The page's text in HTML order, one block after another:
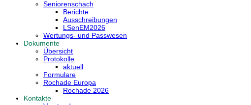
Seniorenschach
Berichte
Ausschreibungen
LSenEM2026
Wertungs- und Passwesen
Dokumente
Übersicht
Protokolle
aktuell
Formulare
Rochade Europa
Rochade 2026
Kontakte